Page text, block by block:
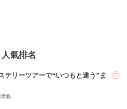
人氣排名
テリーツアーで“いつもと違う”ま
景點